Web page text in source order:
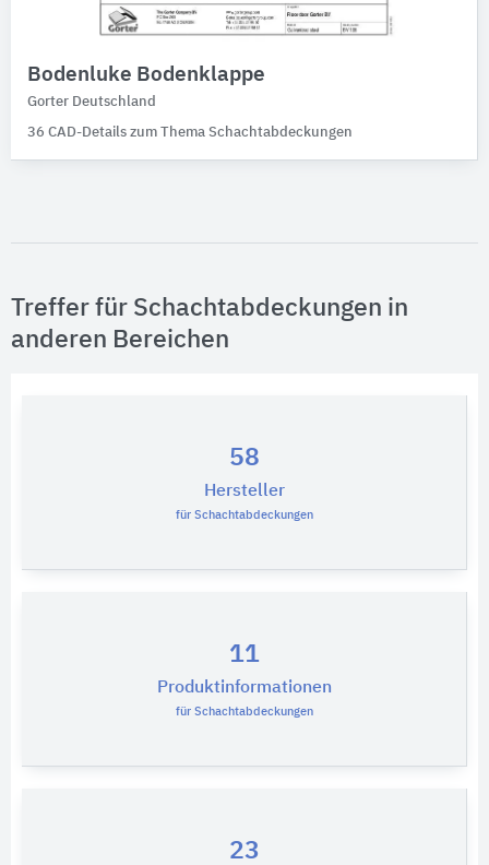
Bodenluke Bodenklappe
Gorter Deutschland
36 CAD-Details zum Thema Schachtabdeckungen
Treffer für Schachtabdeckungen in
anderen Bereichen
58
Hersteller
für Schachtabdeckungen
11
Produktinformationen
für Schachtabdeckungen
23